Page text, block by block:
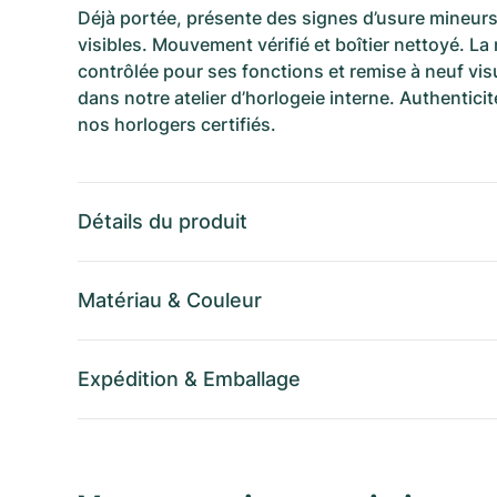
Déjà portée, présente des signes d’usure
visibles. Mouvement vérifié et boîtier nettoyé. La
contrôlée pour ses fonctions et remise à neuf
dans notre atelier d’horlogeie interne.
nos horlogers certifiés.
Détails du produit
Matériau & Couleur
Expédition & Emballage